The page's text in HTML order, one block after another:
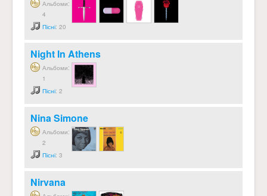
Альбоми:
4
Пісні: 20
Night In Athens
Альбоми:
1
Пісні: 2
Nina Simone
Альбоми:
2
Пісні: 3
Nirvana